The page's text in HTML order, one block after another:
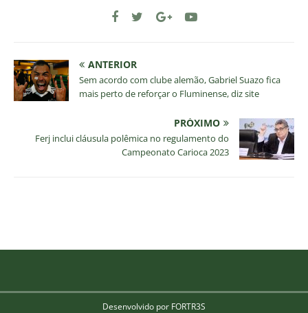
ANTERIOR
Sem acordo com clube alemão, Gabriel Suazo fica
mais perto de reforçar o Fluminense, diz site
PRÓXIMO
Ferj inclui cláusula polêmica no regulamento do
Campeonato Carioca 2023
Desenvolvido por FORTR3S